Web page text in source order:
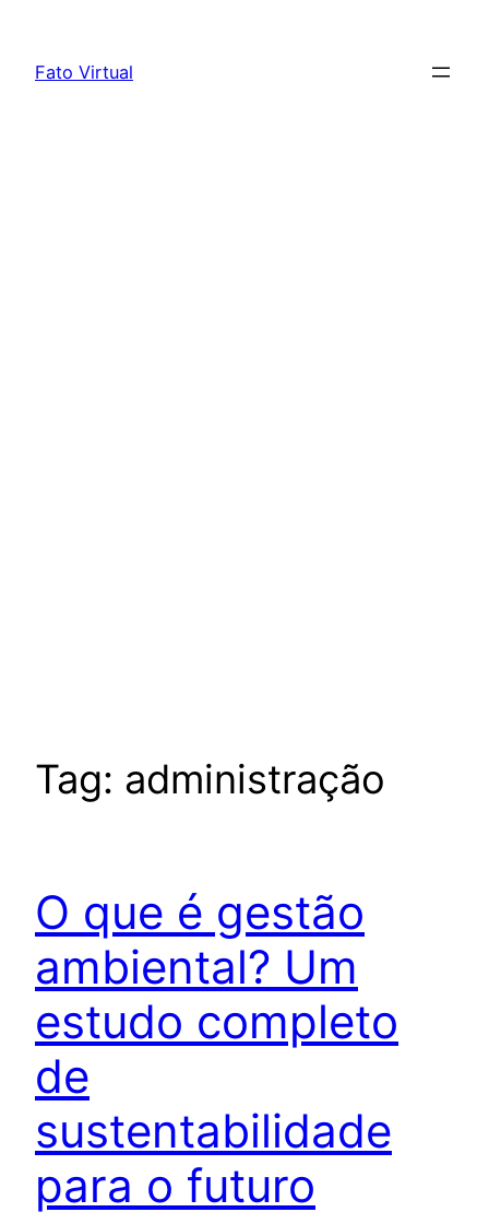
content
Fato Virtual
Tag: administração
O que é gestão
ambiental? Um
estudo completo
de
sustentabilidade
para o futuro